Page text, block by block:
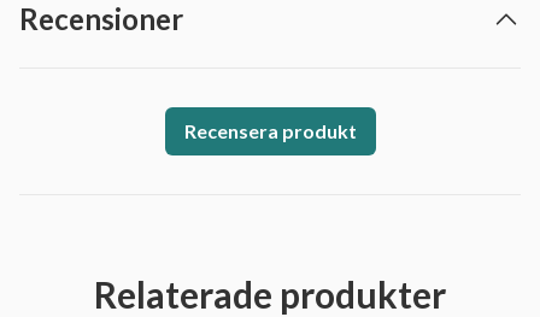
Recensioner
Recensera produkt
Relaterade produkter